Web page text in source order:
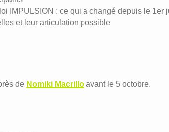
IMPULSION : ce qui a changé depuis le 1er
et leur articulation possible
de Nomiki Macrillo avant le 5 octobre.